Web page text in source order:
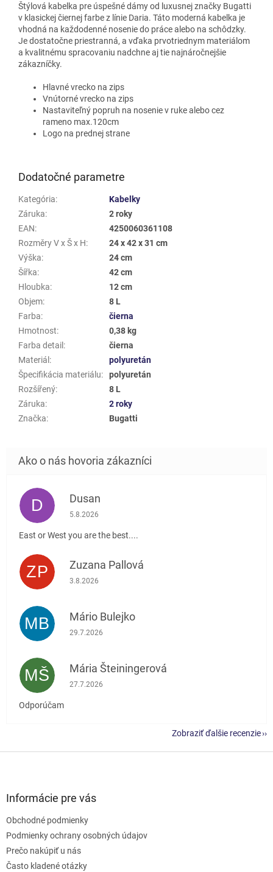
Štýlová kabelka pre úspešné dámy od luxusnej značky Bugatti
v klasickej čiernej farbe z línie Daria. Táto moderná kabelka je
vhodná na každodenné nosenie do práce alebo na schôdzky.
Je dostatočne priestranná, a vďaka prvotriednym materiálom
a kvalitnému spracovaniu nadchne aj tie najnáročnejšie
zákazníčky.
Hlavné vrecko na zips
Vnútorné vrecko na zips
Nastaviteľný popruh na nosenie v ruke alebo cez
rameno max.120cm
Logo na prednej strane
Dodatočné parametre
Kategória:
Kabelky
Záruka:
2 roky
EAN:
4250060361108
Rozměry V x Š x H:
24 x 42 x 31 cm
Výška:
24 cm
Šířka:
42 cm
Hloubka:
12 cm
Objem:
8 L
Farba:
čierna
Hmotnost:
0,38 kg
Farba detail :
čierna
Materiál :
polyuretán
Špecifikácia materiálu:
polyuretán
Rozšířený:
8 L
Záruka:
2 roky
Značka: Bugatti
D Dusan
Hodnotenie obchodu je 5 z 5 hviezdičiek.
5.8.2026
East or West you are the best....
ZP Zuzana Pallová
Hodnotenie obchodu je 5 z 5 hviezdičiek.
3.8.2026
MB Mário Bulejko
Hodnotenie obchodu je 5 z 5 hviezdičiek.
29.7.2026
MŠ Mária Šteiningerová
Hodnotenie obchodu je 5 z 5 hviezdičiek.
27.7.2026
Odporúčam
Zobraziť ďalšie recenzie
Informácie pre vás
Obchodné podmienky
Podmienky ochrany osobných údajov
Prečo nakúpiť u nás
Často kladené otázky